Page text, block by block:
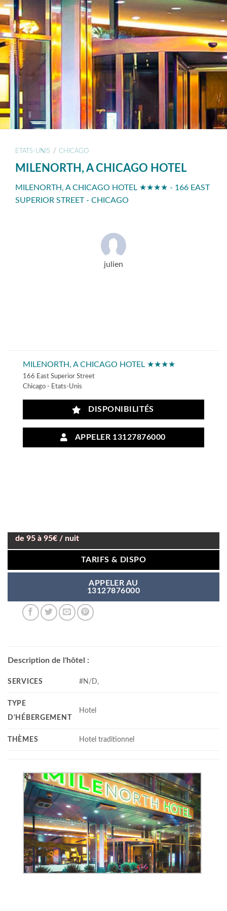
ETATS-UNIS / CHICAGO
MILENORTH, A CHICAGO HOTEL
MILENORTH, A CHICAGO HOTEL ★★★★ - 166 EAST
SUPERIOR STREET - CHICAGO
julien
MILENORTH, A CHICAGO HOTEL ★★★★
166 East Superior Street
Chicago - Etats-Unis
DISPONIBILITÉS
APPELER 13127876000
de 95 à 95€ / nuit
TARIFS & DISPO
APPELER AU
13127876000
Description de l'hôtel :
SERVICES #N/D,
TYPE
D'HÉBERGEMENT
Hotel
THÈMES Hotel traditionnel